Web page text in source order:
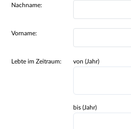
Nachname:
Vorname:
Lebte im Zeitraum: von (Jahr)
bis (Jahr)